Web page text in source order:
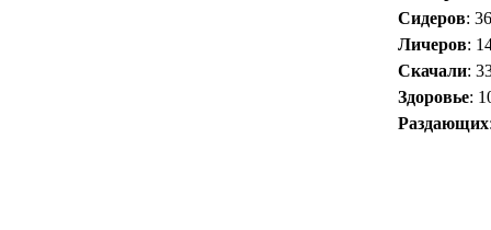
Сидеров: 36
Личеров:
Скачали:
Здоровье:
Раздающих